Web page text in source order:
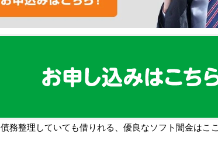
債務整理していても借りれる、優良なソフト闇金はこ